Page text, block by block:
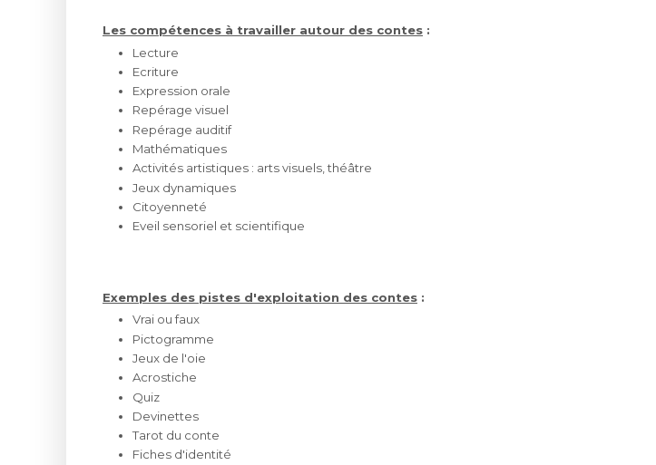
Les compétences à travailler autour des contes :
Lecture
Ecriture
Expression orale
Repérage visuel
Repérage auditif
Mathématiques
Activités artistiques : arts visuels, théâtre
Jeux dynamiques
Citoyenneté
Eveil sensoriel et scientifique
Exemples des pistes d'exploitation des contes :
Vrai ou faux
Pictogramme
Jeux de l'oie
Acrostiche
Quiz
Devinettes
Tarot du conte
Fiches d'identité